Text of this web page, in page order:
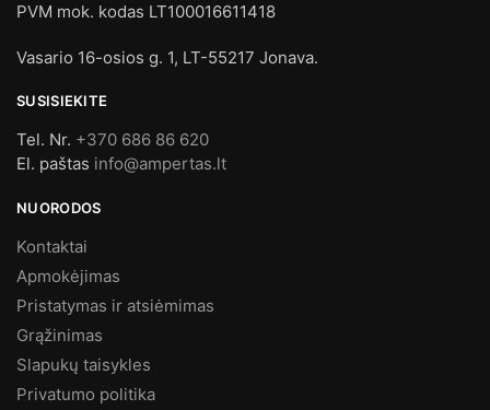
PVM mok. kodas LT100016611418
Vasario 16-osios g. 1, LT-55217 Jonava.
SUSISIEKITE
Tel. Nr. +370 686 86 620
El. paštas info@ampertas.lt
NUORODOS
Kontaktai
Apmokėjimas
Pristatymas ir atsiėmimas
Grąžinimas
Slapukų taisykles
Privatumo politika